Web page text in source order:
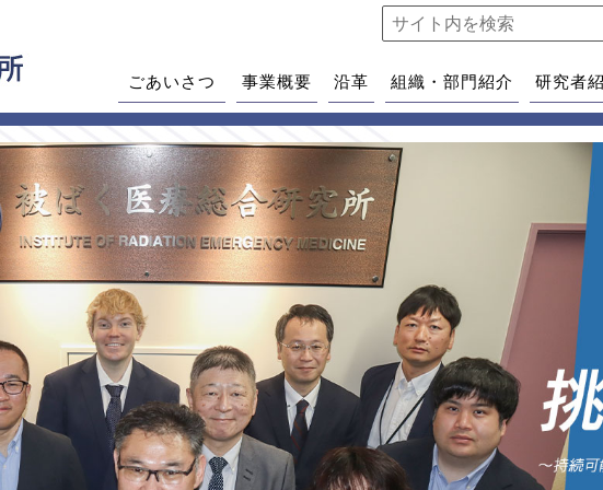
ごあいさつ 事業概要 沿革 組織・部門紹介 研究者